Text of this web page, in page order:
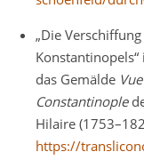
„Die
das Gemälde
Constantinople
Hilaire
https://